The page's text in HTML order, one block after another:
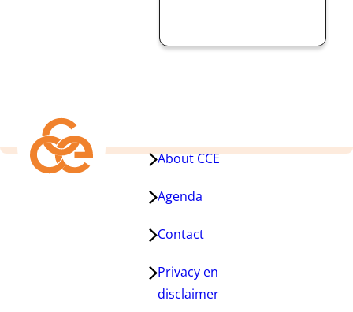
About CCE
Agenda
Contact
Privacy en
disclaimer